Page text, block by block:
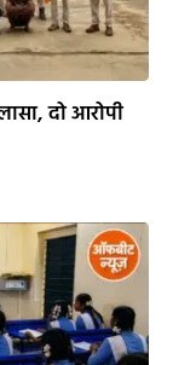
दो आरोपी